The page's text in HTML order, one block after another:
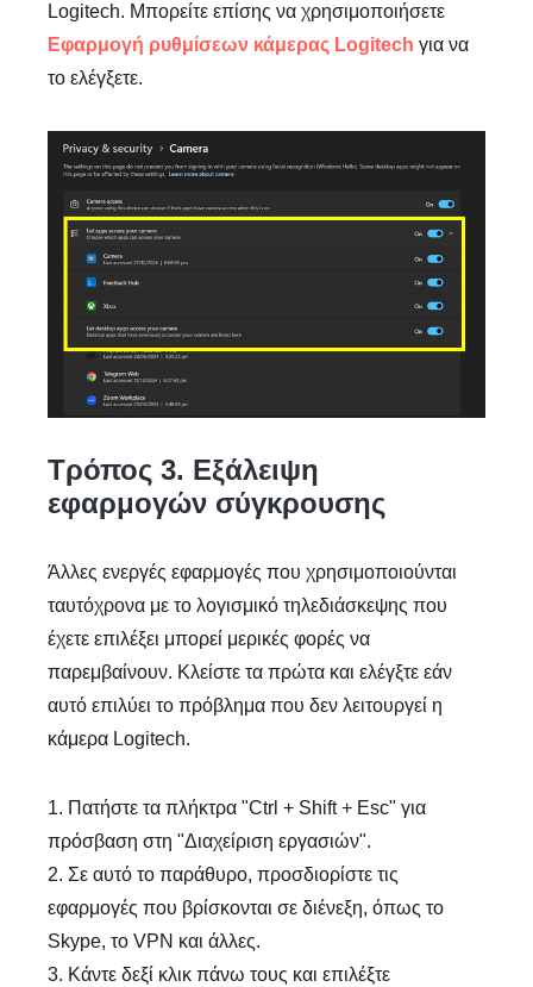
Logitech. Μπορείτε επίσης να χρησιμοποιήσετε
Εφαρμογή ρυθμίσεων κάμερας Logitech για να
το ελέγξετε.
Τρόπος 3. Εξάλειψη
εφαρμογών σύγκρουσης
Άλλες ενεργές εφαρμογές που χρησιμοποιούνται
ταυτόχρονα με το λογισμικό τηλεδιάσκεψης που
έχετε επιλέξει μπορεί μερικές φορές να
παρεμβαίνουν. Κλείστε τα πρώτα και ελέγξτε εάν
αυτό επιλύει το πρόβλημα που δεν λειτουργεί η
κάμερα Logitech.
1. Πατήστε τα πλήκτρα "Ctrl + Shift + Esc" για
πρόσβαση στη "Διαχείριση εργασιών".
2. Σε αυτό το παράθυρο, προσδιορίστε τις
εφαρμογές που βρίσκονται σε διένεξη, όπως το
Skype, το VPN και άλλες.
3. Κάντε δεξί κλικ πάνω τους και επιλέξτε